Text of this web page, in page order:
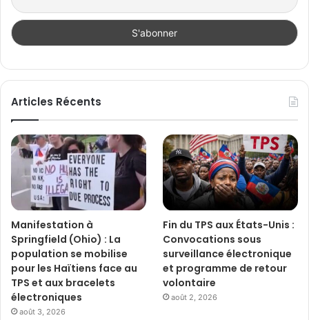
Articles Récents
Manifestation à
Springfield (Ohio) : La
population se mobilise
pour les Haïtiens face au
TPS et aux bracelets
électroniques
août 3, 2026
Fin du TPS aux États-Unis :
Convocations sous
surveillance électronique
et programme de retour
volontaire
août 2, 2026